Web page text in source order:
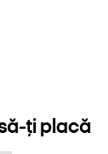
ți placă